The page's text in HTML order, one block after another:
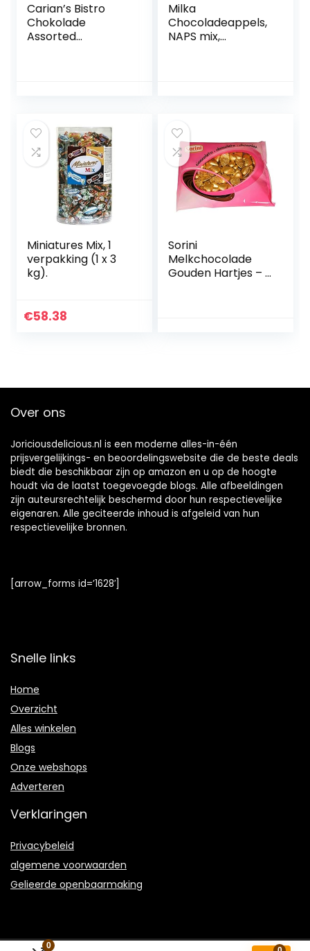
0
Carian’s Bistro
Chokolade
Assorted
chokoladeelskere,
Holiday Collection,
Limited Edition, 24
Count, 250g …
Milka
Chocoladeappels,
NAPS mix,
Miniatures Mix, 1
verpakking (1 x 3
kg).
€58.38
Sorini
Melkchocolade
Gouden Hartjes – 1
Over ons
Joriciousdelicious.nl is een moderne alles-in-één
prijsvergelijkings- en beoordelingswebsite die de beste deals
biedt die beschikbaar zijn op amazon en u op de hoogte
houdt via de laatst toegevoegde blogs. Alle afbeeldingen
zijn auteursrechtelijk beschermd door hun respectievelijke
eigenaren. Alle geciteerde inhoud is afgeleid van hun
respectievelijke bronnen.
[arrow_forms id=’1628′]
Snelle links
Home
Overzicht
Alles winkelen
Blogs
Onze webshops
Adverteren
Verklaringen
Privacybeleid
algemene voorwaarden
Gelieerde openbaarmaking